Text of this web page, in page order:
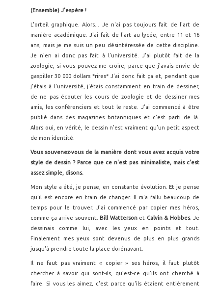
(Ensemble) J'espère !
L'orteil graphique. Alors... Je n'ai pas toujours fait de l'art de
manière académique. J'ai fait de l'art au lycée, entre 11 et 16
ans, mais je me suis un peu désintéressée de cette discipline.
Je n'en ai donc pas fait à l’université. J'ai plutôt fait de la
zoologie, si vous pouvez me croire, parce que j'avais envie de
gaspiller 30 000 dollars *rires* J'ai donc fait ça et, pendant que
j'étais à l'université, j'étais constamment en train de dessiner,
de ne pas écouter les cours de zoologie et de dessiner mes
amis, les conférenciers et tout le reste. J'ai commencé à être
publié dans des magazines britanniques et c'est parti de là.
Alors oui, en vérité, le dessin n’est vraiment qu’un petit aspect
de mon identité.
Vous souvenez-vous de la manière dont vous avez acquis votre
style de dessin ? Parce que ce n'est pas minimaliste, mais c'est
assez simple, disons.
Mon style a été, je pense, en constante évolution. Et je pense
qu'il est encore en train de changer. Il m'a fallu beaucoup de
temps pour le trouver. J'ai commencé par copier mes héros,
comme ça arrive souvent. Bill Wattersonet Calvin & Hobbes. Je
dessinais comme lui, avec les yeux en points et tout.
Finalement mes yeux sont devenus de plus en plus grands
jusqu'à prendre toute la place dorénavant.
Il ne faut pas vraiment « copier » ses héros, il faut plutôt
chercher à savoir qui sont-ils, qu’est-ce qu’ils ont cherché à
faire. Si vous les aimez, c'est parce qu'ils étaient entièrement